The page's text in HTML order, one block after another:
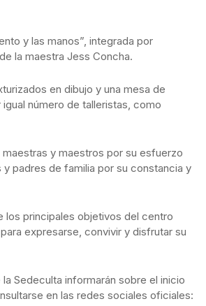
y las manos”, integrada por
la maestra Jess Concha.
en dibujo y una mesa de
número de talleristas, como
y maestros por su esfuerzo
padres de familia por su constancia y
los principales objetivos del centro
expresarse, convivir y disfrutar su
Sedeculta informarán sobre el inicio
en las redes sociales oficiales: